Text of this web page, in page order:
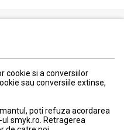
cookie si a conversiilor
sau conversiile extinse,
poti refuza acordarea
smyk.ro. Retragerea